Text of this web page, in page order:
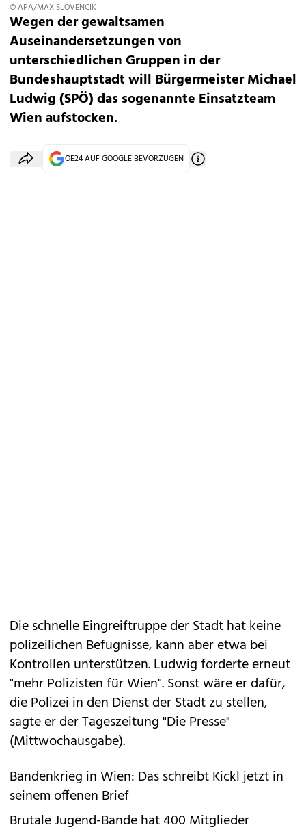
© APA/MAX SLOVENCIK
Wegen der gewaltsamen
Auseinandersetzungen von
unterschiedlichen Gruppen in der
Bundeshauptstadt will Bürgermeister Michael
Ludwig (SPÖ) das sogenannte Einsatzteam
Wien aufstocken.
OE24 AUF GOOGLE BEVORZUGEN
Die schnelle Eingreiftruppe der Stadt hat keine
polizeilichen Befugnisse, kann aber etwa bei
Kontrollen unterstützen. Ludwig forderte erneut
"mehr Polizisten für Wien". Sonst wäre er dafür,
die Polizei in den Dienst der Stadt zu stellen,
sagte er der Tageszeitung "Die Presse"
(Mittwochausgabe).
Bandenkrieg in Wien: Das schreibt Kickl jetzt in
seinem offenen Brief
Brutale Jugend-Bande hat 400 Mitglieder